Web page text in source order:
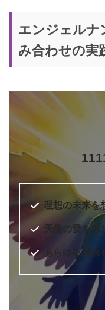
エンジェルナ
み合わせの実
理想の未来を
天使の愛を感
あらゆる恐れ